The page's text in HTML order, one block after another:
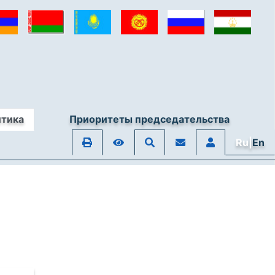
Приоритеты председательства
Ru|En